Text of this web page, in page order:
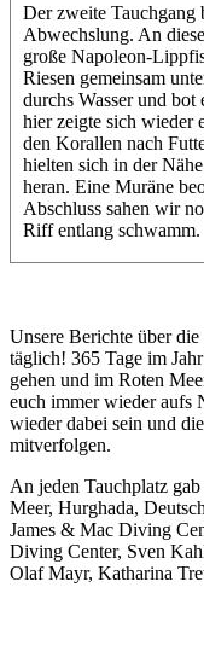
Der zweite Tauchgang
Abwechslung. An
große Napoleon-
Riesen gemeinsam
durchs Wasser und bot
hier zeigte sich wieder
den Korallen nach
hielten sich in der
heran. Eine Muräne
Abschluss sahen wir
Riff entlang schwamm.
Unsere Berichte über die
täglich! 365 Tage im
gehen und im Roten
euch immer wieder aufs
wieder dabei sein und
mitverfolgen.
An jeden Tauchplatz
Meer, Hurghada,
James & Mac Diving
Diving Center, Sven
Olaf Mayr, Katharina